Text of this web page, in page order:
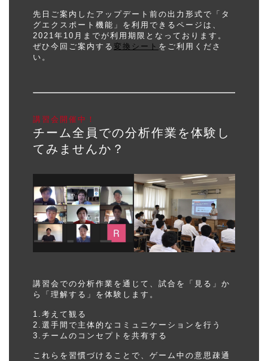
先日ご案内したアップデート前の出力形式で「タ
グエクスポート機能」を利用できるページは、
2021年10月までが利用期限となっております。
ぜひ今回ご案内する 変換シート をご利用くださ
い。
講習会開催中！
チーム全員での分析作業を体験し
てみませんか？
講習会での分析作業を通じて、試合を「見る」か
ら「理解する」を体験します。
1.考えて観る
2.選手間で主体的なコミュニケーションを行う
3.チームのコンセプトを共有する
これらを習慣づけることで、ゲーム中の意思疎通